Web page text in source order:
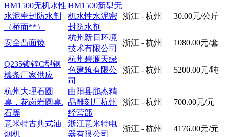
HM1500无机水性
水泥密封防水剂
（桥面**）
HM1500新型无
机水性水泥密
封防水剂
浙江 - 杭州 30.00元/公斤
安全凸面镜
杭州新日环境
技术有限公司
浙江 - 杭州 1080.00元/套
Q235镀锌C型钢
檩条厂家供应
杭州碧澜天绿
色建筑有限公
司
浙江 - 杭州 5200.00元/吨
杭州大理石圆
桌，花岗岩圆桌.
石等
曲阳县鹏杰精
品雕刻厂杭州
经营部
浙江 - 杭州 700.00元/元
意米特古典式油
烟机
浙江意米特电
器有限公司
浙江 - 杭州
4176.00元/元